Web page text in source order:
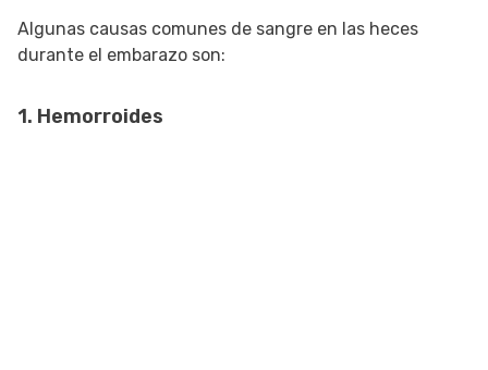
Algunas causas comunes de sangre en las heces
durante el embarazo son:
1. Hemorroides